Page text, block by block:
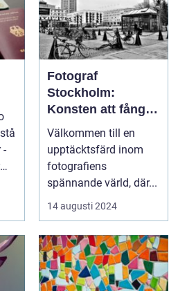
-
Fotograf
Stockholm:
Konsten att fånga
ögonblicket
Välkommen till en
upptäcktsfärd inom
fotografiens
spännande värld, där...
14 augusti 2024